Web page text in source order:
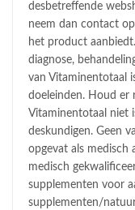
desbetreffende
neem dan contact
het product
diagnose,
van Vitaminentotaal
doeleinden. Houd er
Vitaminentotaal niet
deskundigen. Geen
opgevat als medisch
medisch
supplementen voor
supplementen/